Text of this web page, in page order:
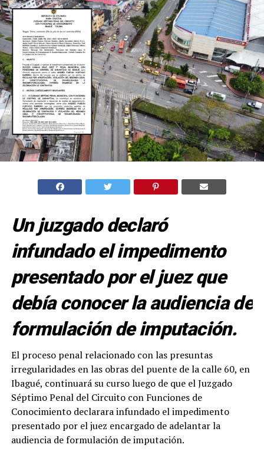
Un juzgado declaró
infundado el impedimento
presentado por el juez que
debía conocer la audiencia de
formulación de imputación.
El proceso penal relacionado con las presuntas
irregularidades en las obras del puente de la calle 60, en
Ibagué, continuará su curso luego de que el Juzgado
Séptimo Penal del Circuito con Funciones de
Conocimiento declarara infundado el impedimento
presentado por el juez encargado de adelantar la
audiencia de formulación de imputación.